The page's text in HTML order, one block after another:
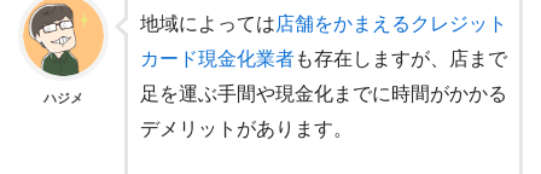
ハジメ
地域によっては店舗をかまえるクレジット
カード現金化業者も存在しますが、店まで
足を運ぶ手間や現金化までに時間がかかる
デメリットがあります。